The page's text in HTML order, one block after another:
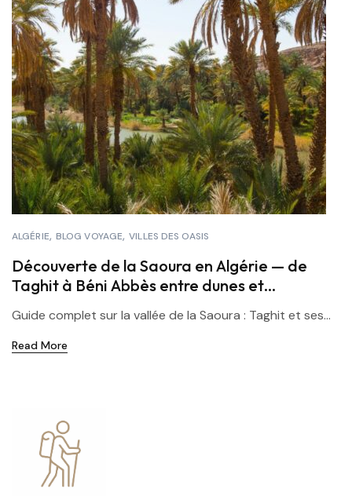
ALGÉRIE BLOG VOYAGE VILLES DES OASIS
Découverte de la Saoura en Algérie — de
Taghit à Béni Abbès entre dunes et
Guide complet sur la vallée de la Saoura : Taghit et ses...
Read More